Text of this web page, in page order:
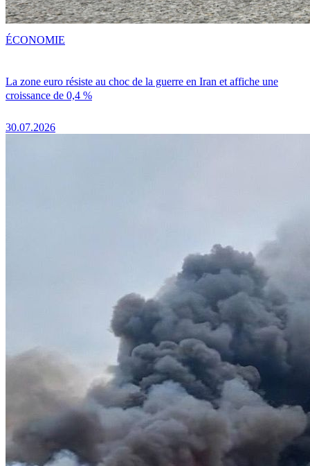
La zone euro résiste au choc de la guerre en Iran et affiche une
croissance de 0,4 %
30.07.2026
ÉCONOMIE